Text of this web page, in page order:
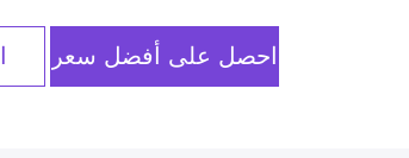
احصل على أفضل سعر